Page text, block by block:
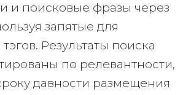
и поисковые фразы через
запятые для
Результаты поиска
по релевантности,
давности размещения